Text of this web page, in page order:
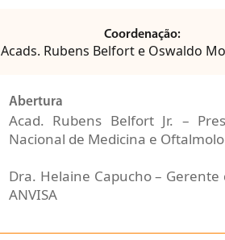
Coordenação:
Acads. Rubens Belfort e Oswaldo
Abertura
Acad. Rubens Belfort Jr. –
Nacional de Medicina e
Dra. Helaine Capucho –
ANVISA